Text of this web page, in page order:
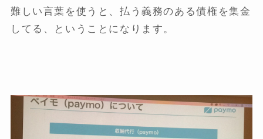
難しい言葉を使うと、払う義務のある債権を集金
してる、ということになります。